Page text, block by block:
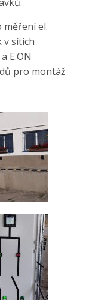
el.
v sítích
E.ON
pro montáž